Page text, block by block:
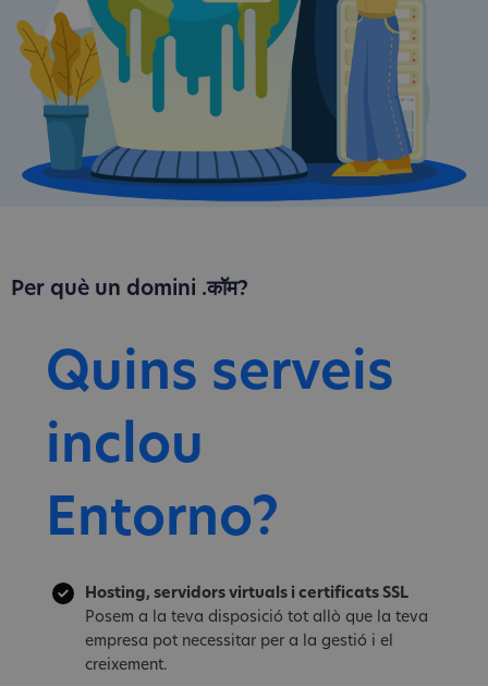
Per què un domini .कॉम?
Quins serveis
inclou
Entorno?
Hosting, servidors virtuals i certificats SSL
Posem a la teva disposició tot allò que la teva
empresa pot necessitar per a la gestió i el
creixement.